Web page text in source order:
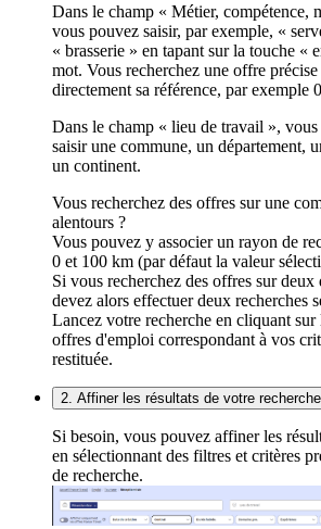
Dans le champ « Métier, compétence,
vous pouvez saisir, par exemple, «
« brasserie » en tapant sur la touche «
mot. Vous recherchez une offre précise
directement sa référence, par exemple
Dans le champ « lieu de travail »,
saisir une commune, un département,
un continent.
Vous recherchez des offres sur une
alentours ?
Vous pouvez y associer un rayon de
0 et 100 km (par défaut la valeur
Si vous recherchez des offres sur deux
devez alors effectuer deux recherches
Lancez votre recherche en cliquant
offres d'emploi correspondant à vos
restituée.
2. Affiner les résultats de votre recherche
Si besoin, vous pouvez affiner les
en sélectionnant des filtres et critères
de recherche.